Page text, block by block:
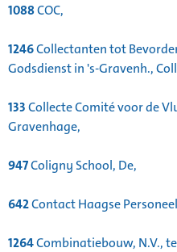
1088COC,
1246Collectanten tot
Godsdienst in 's-Gravenh.,
133Collecte Comité voor de
Gravenhage,
947Coligny School, De,
642Contact Haagse
1264Combinatiebouw, N.V.,